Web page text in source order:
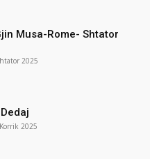
Musa-Rome- Shtator
2025
2025